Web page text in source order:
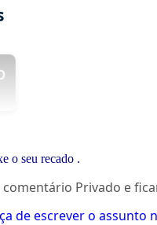
.
Privado e
o assunto